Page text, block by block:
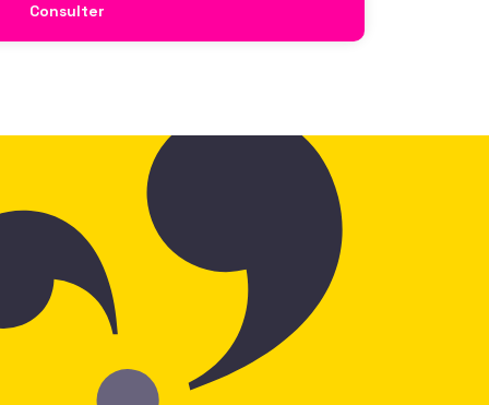
Consulter